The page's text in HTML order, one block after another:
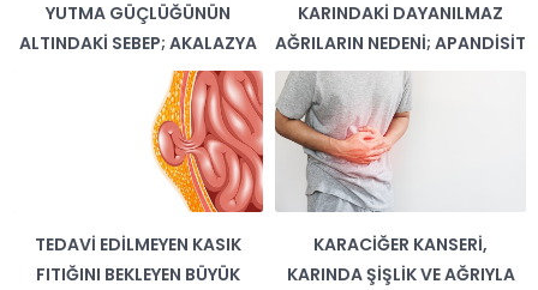
YUTMA GÜÇLÜĞÜNÜN
ALTINDAKI SEBEP; AKALAZYA
KARINDAKI DAYANILMAZ
AĞRILARIN NEDENI; APANDISIT
TEDAVI EDILMEYEN KASIK
FITIĞINI BEKLEYEN BÜYÜK
KARACIĞER KANSERI,
KARINDA ŞIŞLIK VE AĞRIYLA